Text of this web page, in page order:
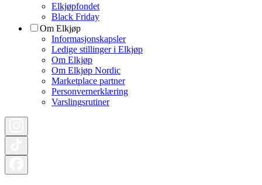
Elkjøpfondet
Black Friday
Om Elkjøp
Informasjonskapsler
Ledige stillinger i Elkjøp
Om Elkjøp
Om Elkjøp Nordic
Marketplace partner
Personvernerklæring
Varslingsrutiner